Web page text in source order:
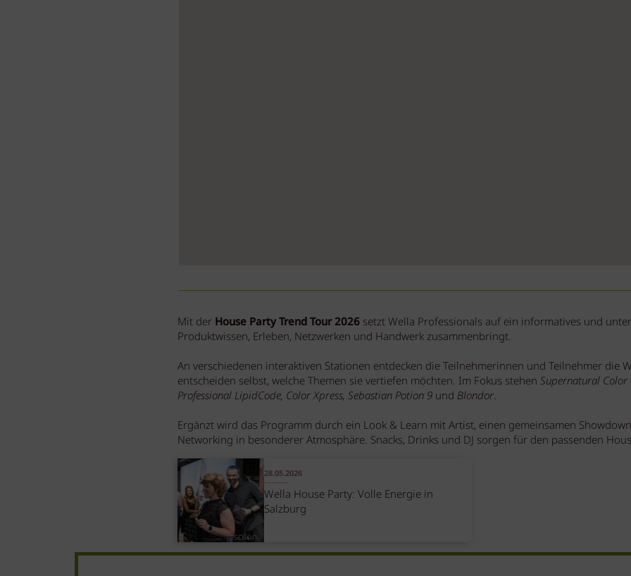
Mit der House Party Trend Tour 2026 setzt Wella Professionals auf ein informatives und
Produktwissen, Erleben, Netzwerken und Handwerk zusammenbringt.
An verschiedenen interaktiven Stationen entdecken die Teilnehmerinnen und Teilnehmer die
entscheiden selbst, welche Themen sie vertiefen möchten. Im Fokus stehen Supernatural
Professional LipidCode, Color Xpress, Sebastian Potion 9 und Blondor.
Ergänzt wird das Programm durch ein Look & Learn mit Artist, einen gemeinsamen
Networking in besonderer Atmosphäre. Snacks, Drinks und DJ sorgen für den passenden
28.05.2026
Wella House Party: Volle Energie in
Salzburg